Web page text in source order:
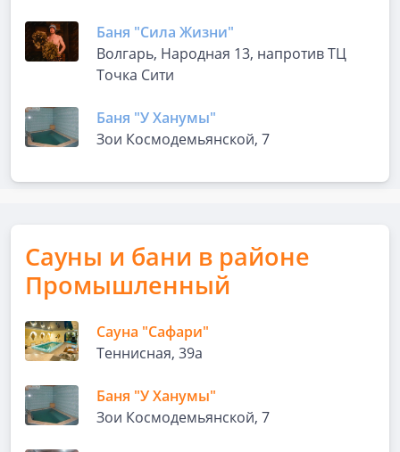
Баня "Сила Жизни"
Волгарь, Народная 13, напротив ТЦ
Точка Сити
Баня "У Ханумы"
Зои Космодемьянской, 7
Сауны и бани в районе
Промышленный
Сауна "Сафари"
Теннисная, 39а
Баня "У Ханумы"
Зои Космодемьянской, 7